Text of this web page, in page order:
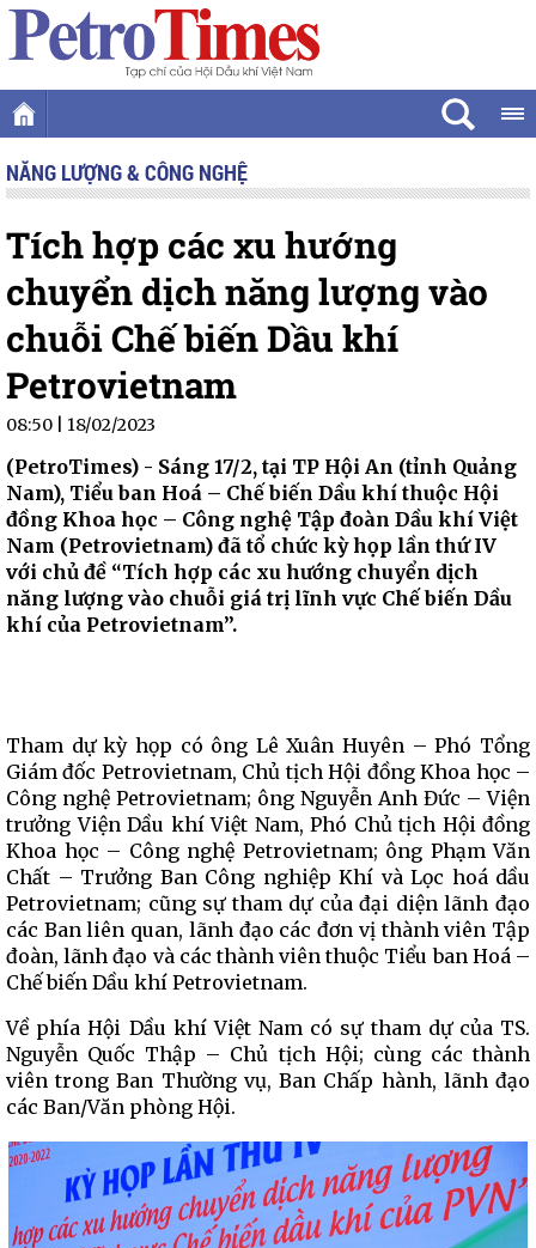
NĂNG LƯỢNG & CÔNG NGHỆ
Tích hợp các xu hướng
chuyển dịch năng lượng vào
chuỗi Chế biến Dầu khí
Petrovietnam
08:50 | 18/02/2023
(PetroTimes) - Sáng 17/2, tại TP Hội An (tỉnh Quảng
Nam), Tiểu ban Hoá – Chế biến Dầu khí thuộc Hội
đồng Khoa học – Công nghệ Tập đoàn Dầu khí Việt
Nam (Petrovietnam) đã tổ chức kỳ họp lần thứ IV
với chủ đề “Tích hợp các xu hướng chuyển dịch
năng lượng vào chuỗi giá trị lĩnh vực Chế biến Dầu
khí của Petrovietnam”.
Tham dự kỳ họp có ông Lê Xuân Huyên – Phó Tổng
Giám đốc Petrovietnam, Chủ tịch Hội đồng Khoa học –
Công nghệ Petrovietnam; ông Nguyễn Anh Đức – Viện
trưởng Viện Dầu khí Việt Nam, Phó Chủ tịch Hội đồng
Khoa học – Công nghệ Petrovietnam; ông Phạm Văn
Chất – Trưởng Ban Công nghiệp Khí và Lọc hoá dầu
Petrovietnam; cũng sự tham dự của đại diện lãnh đạo
các Ban liên quan, lãnh đạo các đơn vị thành viên Tập
đoàn, lãnh đạo và các thành viên thuộc Tiểu ban Hoá –
Chế biến Dầu khí Petrovietnam.
Về phía Hội Dầu khí Việt Nam có sự tham dự của TS.
Nguyễn Quốc Thập – Chủ tịch Hội; cùng các thành
viên trong Ban Thường vụ, Ban Chấp hành, lãnh đạo
các Ban/Văn phòng Hội.